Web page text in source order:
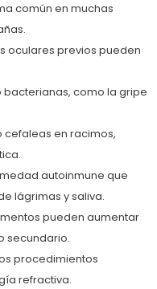
común en muchas
oculares previos pueden
bacterianas, como la gripe
cefaleas en racimos,
autoinmune que
lágrimas y saliva.
pueden aumentar
secundario.
procedimientos
refractiva.